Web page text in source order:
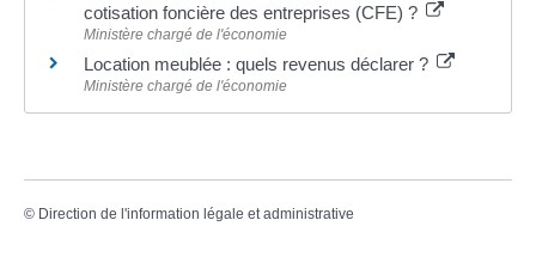
cotisation foncière des entreprises (CFE) ?
Ministère chargé de l'économie
Location meublée : quels revenus déclarer ?
Ministère chargé de l'économie
© Direction de l'information légale et administrative